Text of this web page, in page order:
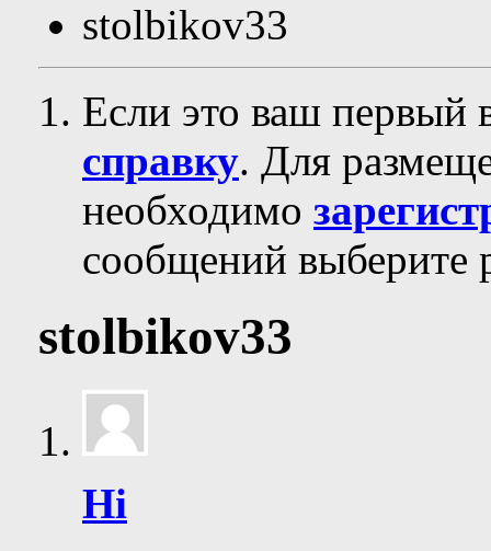
stolbikov33
Если это ваш первый
справку. Для
необходимо
сообщений выберите
stolbikov33
Hi